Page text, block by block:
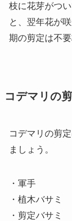
枝に花芽がつ
と、翌年花が
期の剪定は不
コデマリの
コデマリの剪
ましょう。
・軍手
・植木バサミ
・剪定バサミ